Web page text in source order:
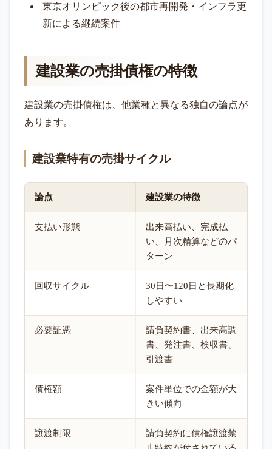
東京オリンピック後の都市再開発・インフラ更
新による継続案件
建設業の売掛債権の特徴
建設業の売掛債権は、他業種と異なる独自の論点が
あります。
建設業特有の売掛サイクル
論点 建設業の特徴
支払い形態
出来高払い、完成払
い、月次精算などのパ
ターン
回収サイクル
30日〜120日と長期化
しやすい
必要証憑
請負契約書、出来高調
書、発注書、検収書、
引渡書
債権額
案件単位での金額が大
きい傾向
譲渡制限
請負契約に債権譲渡禁